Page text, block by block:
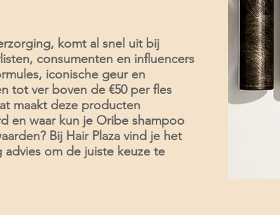
komt al snel uit bij
consumenten en influencers
iconische geur en
tot ver boven de €50 per fles
maakt deze producten
en waar kun je Oribe shampoo
Bij Hair Plaza vind je het
om de juiste keuze te